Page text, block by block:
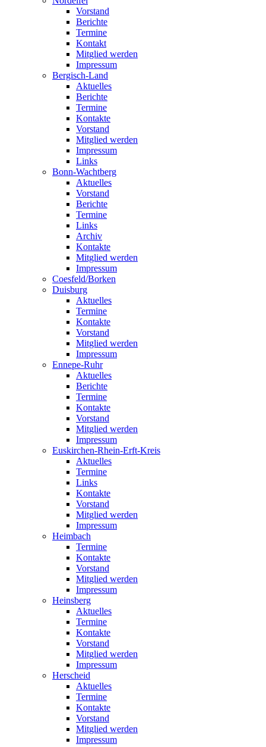
Vorstand
Berichte
Termine
Kontakt
Mitglied werden
Impressum
Bergisch-Land
Aktuelles
Berichte
Termine
Kontakte
Vorstand
Mitglied werden
Impressum
Links
Bonn-Wachtberg
Aktuelles
Vorstand
Berichte
Termine
Links
Archiv
Kontakte
Mitglied werden
Impressum
Coesfeld/Borken
Duisburg
Aktuelles
Termine
Kontakte
Vorstand
Mitglied werden
Impressum
Ennepe-Ruhr
Aktuelles
Berichte
Termine
Kontakte
Vorstand
Mitglied werden
Impressum
Euskirchen-Rhein-Erft-Kreis
Aktuelles
Termine
Links
Kontakte
Vorstand
Mitglied werden
Impressum
Heimbach
Termine
Kontakte
Vorstand
Mitglied werden
Impressum
Heinsberg
Aktuelles
Termine
Kontakte
Vorstand
Mitglied werden
Impressum
Herscheid
Aktuelles
Termine
Kontakte
Vorstand
Mitglied werden
Impressum